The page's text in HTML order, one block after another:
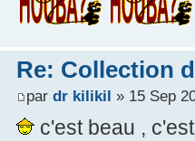
Re: Collection
par dr kilikil » 15 Sep
c'est beau ,